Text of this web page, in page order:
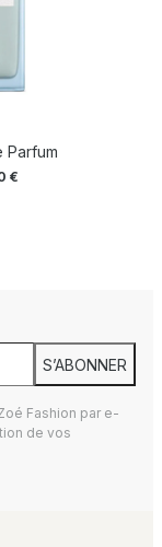
Parfum
€
S’ABONNER
Fashion par e-
de vos